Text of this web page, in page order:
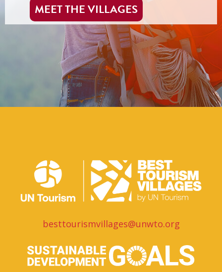
MEET THE VILLAGES
besttourismvillages@unwto.org